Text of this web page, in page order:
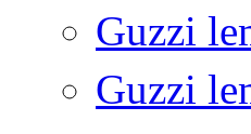
Guzzi
Guzzi